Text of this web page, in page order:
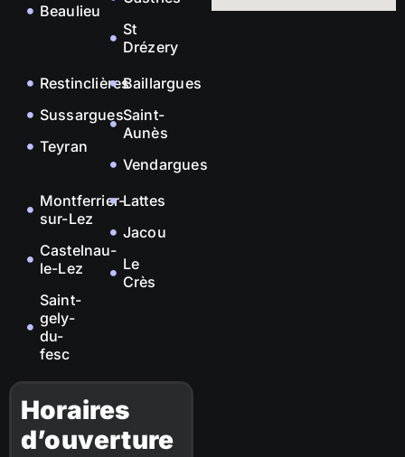
Beaulieu
St
Drézery
Restinclières
Sussargues
Teyran
Baillargues
Saint-
Aunès
Vendargues
Montferrier-
sur-Lez
Castelnau-
le-Lez
Saint-
gely-
du-
fesc
Lattes
Jacou
Le
Crès
Horaires
d’ouverture